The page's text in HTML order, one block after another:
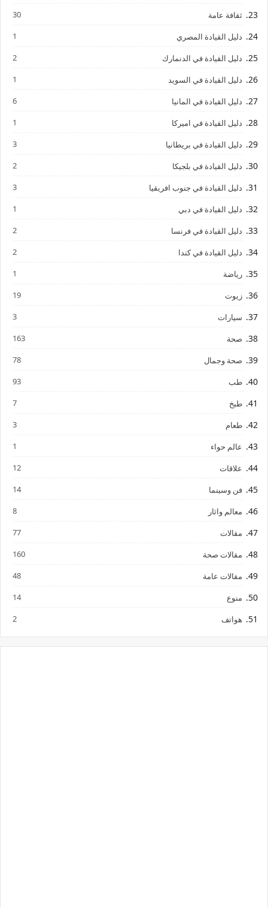
ثقافة عامة 30
دليل القيادة المصري 1
دليل القيادة في الدنمارك 2
دليل القيادة في السويد 1
دليل القيادة في المانيا 6
دليل القيادة في اميركا 1
دليل القيادة في بريطانيا 3
دليل القيادة في بلجيكا 2
دليل القيادة في جنوب افريقيا 3
دليل القيادة في دبي 1
دليل القيادة في فرنسا 2
دليل القيادة في كندا 2
رياضة 1
زيوت 19
سيارات 3
صحة 163
صحة وجمال 78
طب 93
طبخ 7
طعام 3
عالم حواء 1
علاقات 12
فن وسينما 14
معالم واثار 8
مقالات 77
مقالات صحة 160
مقالات عامة 48
منوع 14
هواتف 2